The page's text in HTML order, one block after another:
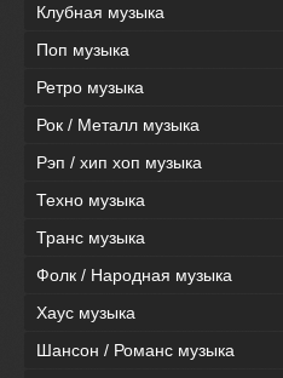
Клубная музыка
Поп музыка
Ретро музыка
Рок / Металл музыка
Рэп / хип хоп музыка
Техно музыка
Транс музыка
Фолк / Народная музыка
Хаус музыка
Шансон / Романс музыка